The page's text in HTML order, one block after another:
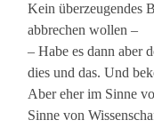
Kein überzeugendes
abbrechen wollen –
– Habe es dann aber
dies und das. Und
Aber eher im Sinne
Sinne von